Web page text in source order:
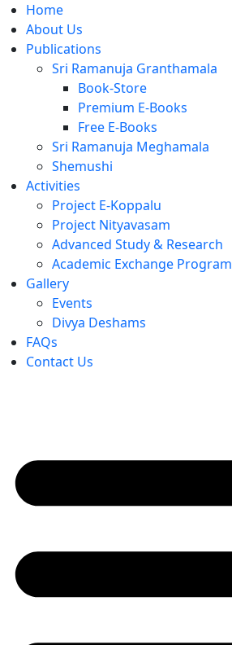
Home
About Us
Publications
Sri Ramanuja Granthamala
Book-Store
Premium E-Books
Free E-Books
Sri Ramanuja Meghamala
Shemushi
Activities
Project E-Koppalu
Project Nityavasam
Advanced Study & Research
Academic Exchange Program
Gallery
Events
Divya Deshams
FAQs
Contact Us